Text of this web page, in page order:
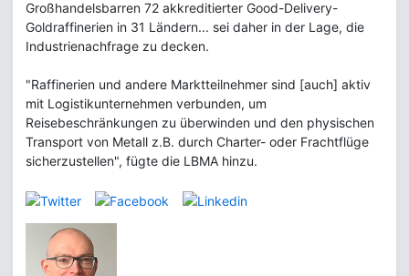
Großhandelsbarren 72 akkreditierter Good-Delivery-
Goldraffinerien in 31 Ländern... sei daher in der Lage, die
Industrienachfrage zu decken.
"Raffinerien und andere Marktteilnehmer sind [auch] aktiv
mit Logistikunternehmen verbunden, um
Reisebeschränkungen zu überwinden und den physischen
Transport von Metall z.B. durch Charter- oder Frachtflüge
sicherzustellen", fügte die LBMA hinzu.